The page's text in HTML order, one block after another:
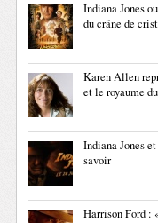
Indiana Jones
du crâne de
Karen Allen
et le royaume
Indiana Jones
savoir
Harrison Ford :